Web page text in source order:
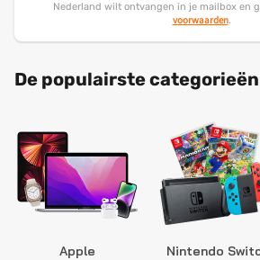
Nederland wilt ontvangen in je mailbox en
voorwaarden.
De populairste
Apple Nintendo